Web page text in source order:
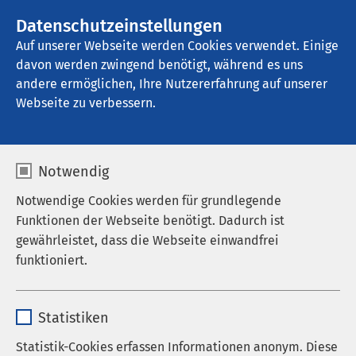
Datenschutzeinstellungen
Auf unserer Webseite werden Cookies verwendet. Einige
davon werden zwingend benötigt, während es uns
andere ermöglichen, Ihre Nutzererfahrung auf unserer
Webseite zu verbessern.
Notwendig
Notwendige Cookies werden für grundlegende
Funktionen der Webseite benötigt. Dadurch ist
gewährleistet, dass die Webseite einwandfrei
funktioniert.
Anbieter sgalinski
Statistiken
Statistik-Cookies erfassen Informationen anonym. Diese
AMEOS Klinikum Kaiserstuhl
Pflegebereich